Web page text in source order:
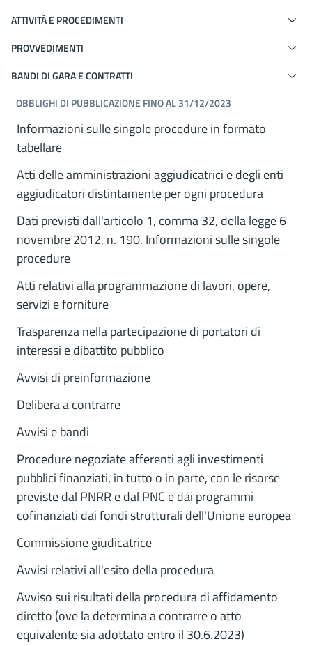
ATTIVITÀ E PROCEDIMENTI
PROVVEDIMENTI
BANDI DI GARA E CONTRATTI
OBBLIGHI DI PUBBLICAZIONE FINO AL 31/12/2023
Informazioni sulle singole procedure in formato
tabellare
Atti delle amministrazioni aggiudicatrici e degli enti
aggiudicatori distintamente per ogni procedura
Dati previsti dall'articolo 1, comma 32, della legge 6
novembre 2012, n. 190. Informazioni sulle singole
procedure
Atti relativi alla programmazione di lavori, opere,
servizi e forniture
Trasparenza nella partecipazione di portatori di
interessi e dibattito pubblico
Avvisi di preinformazione
Delibera a contrarre
Avvisi e bandi
Procedure negoziate afferenti agli investimenti
pubblici finanziati, in tutto o in parte, con le risorse
previste dal PNRR e dal PNC e dai programmi
cofinanziati dai fondi strutturali dell'Unione europea
Commissione giudicatrice
Avvisi relativi all'esito della procedura
Avviso sui risultati della procedura di affidamento
diretto (ove la determina a contrarre o atto
equivalente sia adottato entro il 30.6.2023)